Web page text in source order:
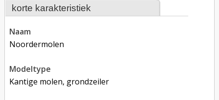
korte karakteristiek
naam
Noordermolen
modeltype
Kantige molen, grondzeiler